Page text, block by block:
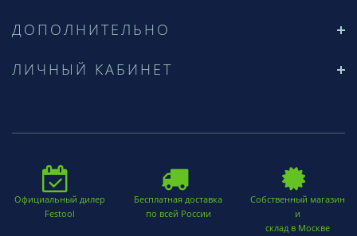
ДОПОЛНИТЕЛЬНО
ЛИЧНЫЙ КАБИНЕТ
Официальный дилер
Festool
Бесплатная доставка
по всей России
Собственный магазин
и
склад в Москве